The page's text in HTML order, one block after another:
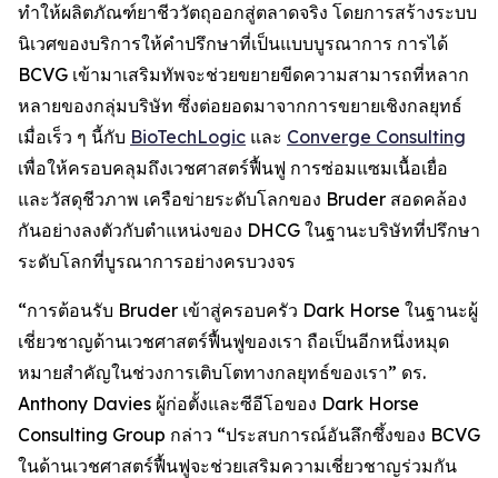
ทำให้ผลิตภัณฑ์ยาชีววัตถุออกสู่ตลาดจริง โดยการสร้างระบบ
นิเวศของบริการให้คำปรึกษาที่เป็นแบบบูรณาการ การได้
BCVG เข้ามาเสริมทัพจะช่วยขยายขีดความสามารถที่หลาก
หลายของกลุ่มบริษัท ซึ่งต่อยอดมาจากการขยายเชิงกลยุทธ์
เมื่อเร็ว ๆ นี้กับ BioTechLogic และ Converge Consulting
เพื่อให้ครอบคลุมถึงเวชศาสตร์ฟื้นฟู การซ่อมแซมเนื้อเยื่อ
และวัสดุชีวภาพ เครือข่ายระดับโลกของ Bruder สอดคล้อง
กันอย่างลงตัวกับตำแหน่งของ DHCG ในฐานะบริษัทที่ปรึกษา
ระดับโลกที่บูรณาการอย่างครบวงจร
“การต้อนรับ Bruder เข้าสู่ครอบครัว Dark Horse ในฐานะผู้
เชี่ยวชาญด้านเวชศาสตร์ฟื้นฟูของเรา ถือเป็นอีกหนึ่งหมุด
หมายสำคัญในช่วงการเติบโตทางกลยุทธ์ของเรา” ดร.
Anthony Davies ผู้ก่อตั้งและซีอีโอของ Dark Horse
Consulting Group กล่าว “ประสบการณ์อันลึกซึ้งของ BCVG
ในด้านเวชศาสตร์ฟื้นฟูจะช่วยเสริมความเชี่ยวชาญร่วมกัน